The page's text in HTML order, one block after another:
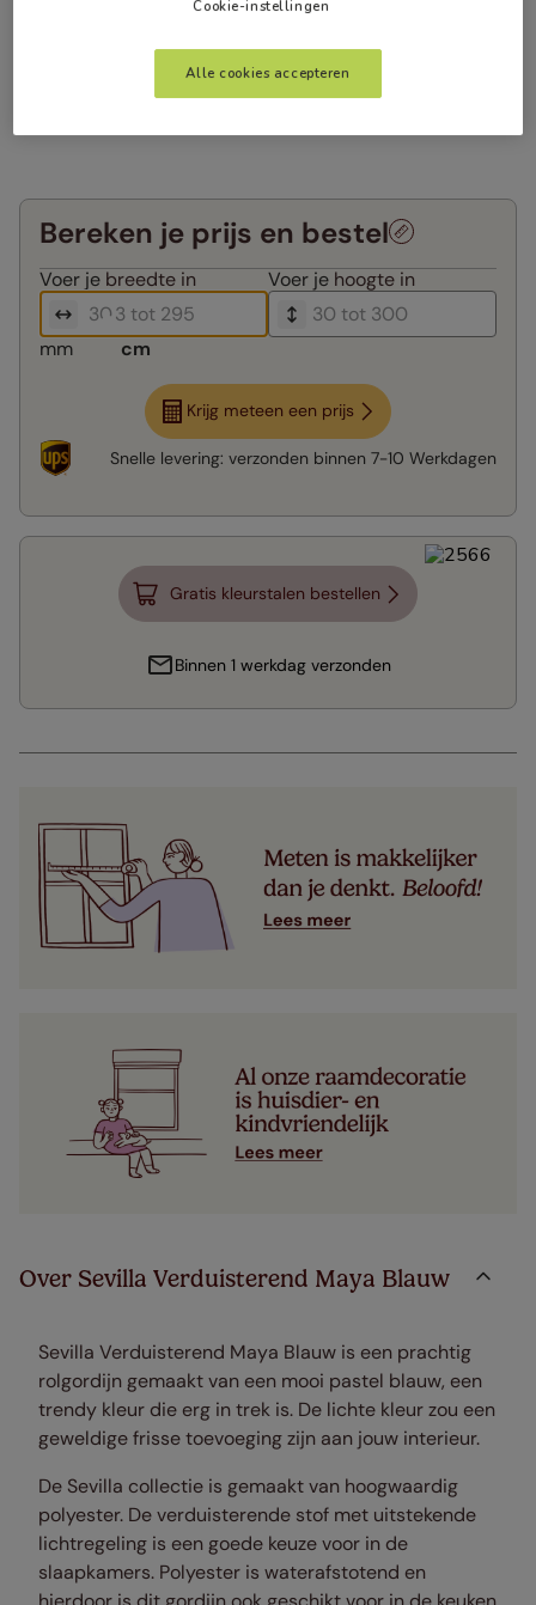
Bereken je prijs en bestel
Voer je breedte in Voer je hoogte in
mm cm
Krijg meteen een prijs
Snelle levering: verzonden binnen 7-10 Werkdagen
Gratis kleurstalen bestellen
Binnen 1 werkdag verzonden
Over Sevilla Verduisterend Maya Blauw
Sevilla Verduisterend Maya Blauw is een prachtig
rolgordijn gemaakt van een mooi pastel blauw, een
trendy kleur die erg in trek is. De lichte kleur zou een
geweldige frisse toevoeging zijn aan jouw interieur.
De Sevilla collectie is gemaakt van hoogwaardig
polyester. De verduisterende stof met uitstekende
lichtregeling is een goede keuze voor in de
slaapkamers. Polyester is waterafstotend en
Cookie-instellingen
Alle cookies accepteren